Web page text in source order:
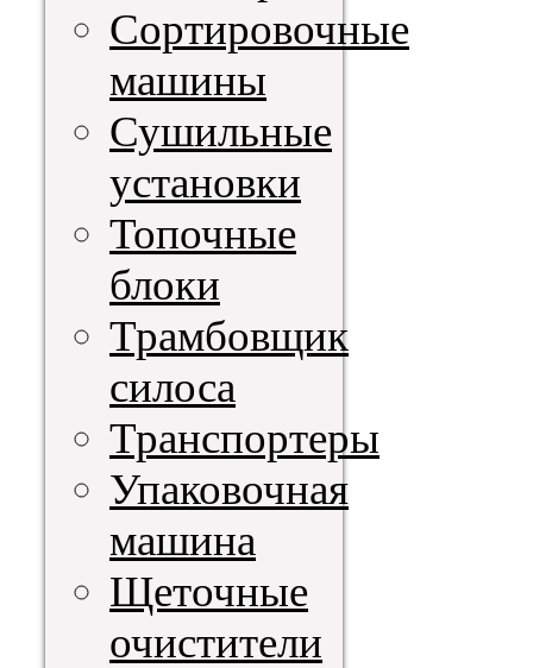
Сортировочные
машины
Сушильные
установки
Топочные
блоки
Трамбовщик
силоса
Транспортеры
Упаковочная
машина
Щеточные
очистители